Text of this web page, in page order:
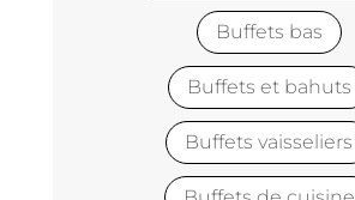
Buffets bas
Buffets et bahuts
Buffets vaisseliers